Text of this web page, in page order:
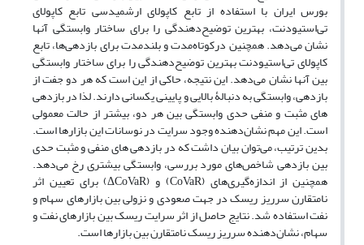
بورس ایران با استفاده از تابع کاپولای ارشمیدسی تابع کاپولای
تیاستیودنت، بهترین توضیحدهندگی را برای ساختار وابستگی آنها
نشان میدهد. همچنین درکوتاه‌مدت و بلندمدت برای بازدهی‌ها، تابع
کاپولای تیاستیودنت بهترین توضیحدهندگی را برای ساختار وابستگی
بین آنها نشان میدهد. این نتیجه، حاکی از این است که هر دو جفت از
بازدهی، وابستگی به دنبالۀ بالایی و پایینی یکسانی دارند. لذا در بازدهی
­های مثبت و منفی حدی وابستگی بین هر دو، بیشتر از حالت معمولی
است. این مهم نشان‌دهنده وجود سرایت در نوسانات این بازارها است.
بدین ترتیب، می‌توان بیان داشت که در بازدهی ­های منفی و مثبت حدی
بین بازدهی شاخصهای مورد بررسی، وابستگی بیشتری رخ میدهد.
همچنین از اندازه‌گیری‌های (CoVaR) و (ΔCoVaR) برای تعیین اثر
نامتقارن سرریز ریسک در جهت صعودی و نزولی بین بازارهای سهام و
نفت استفاده شد. نتایج حاصل از اثر سرایت ریسک بین بازارهای نفت و
سهام، نشان‌دهنده سرریز ریسک نامتقارن بین بازارها است.